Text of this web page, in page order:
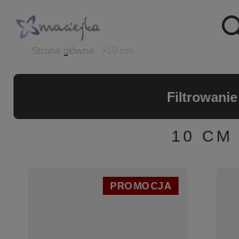
Strona główna
Filtrowanie
10 CM
PROMOCJA